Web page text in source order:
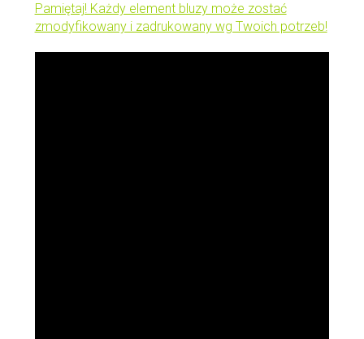
Pamiętaj! Każdy element bluzy może zostać
zmodyfikowany i zadrukowany wg Twoich potrzeb!